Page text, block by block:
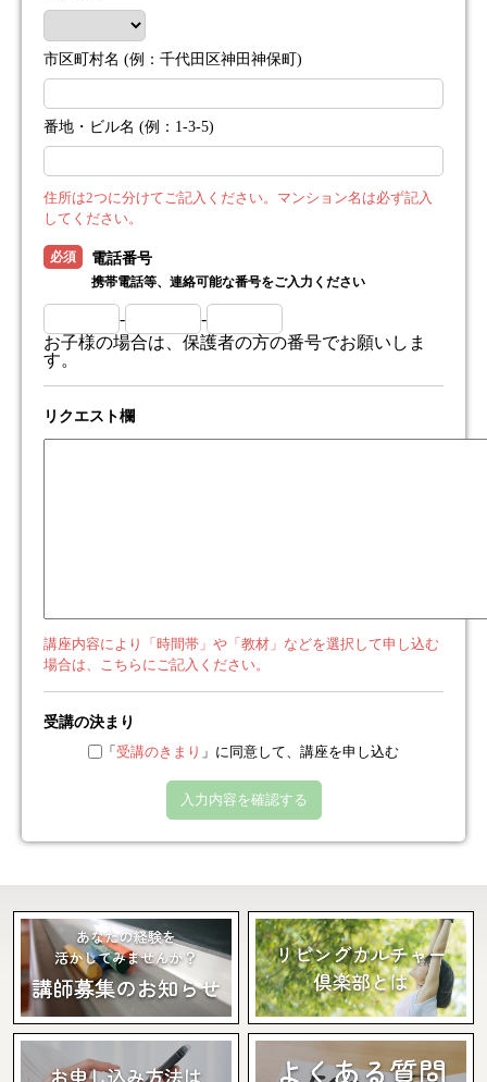
市区町村名 (例：千代田区神田神保町)
番地・ビル名 (例：1-3-5)
住所は2つに分けてご記入ください。マンション名は必ず記入
してください。
必須 電話番号
携帯電話等、連絡可能な番号をご入力ください
-
-
お子様の場合は、保護者の方の番号でお願いしま
す。
リクエスト欄
講座内容により「時間帯」や「教材」などを選択して申し込む
場合は、こちらにご記入ください。
受講の決まり
「 受講のきまり 」に同意して、講座を申し込む